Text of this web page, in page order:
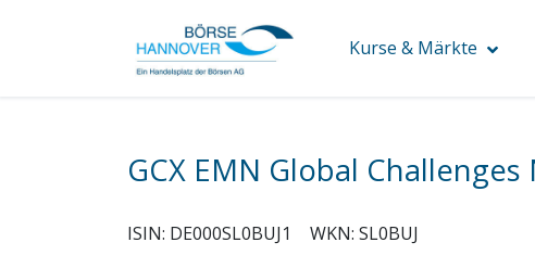
Kurse & Märkte
GCX EMN Global
ISIN: DE000SL0BUJ1 WKN: SL0BUJ